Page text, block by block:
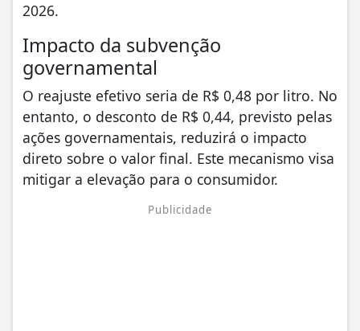
2026.
Impacto da subvenção
governamental
O reajuste efetivo seria de R$ 0,48 por litro. No
entanto, o desconto de R$ 0,44, previsto pelas
ações governamentais, reduzirá o impacto
direto sobre o valor final. Este mecanismo visa
mitigar a elevação para o consumidor.
Publicidade